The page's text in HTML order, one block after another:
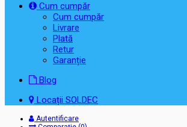
Cum cumpăr
Cum cumpăr
Livrare
Plată
Retur
Garanție
Blog
Locații SOLDEC
Autentificare